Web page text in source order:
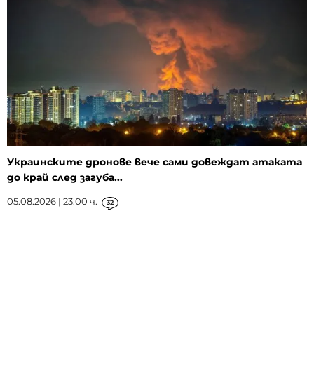
Украинските дронове вече сами довеждат атаката
до край след загуба...
05.08.2026 | 23:00 ч. 32